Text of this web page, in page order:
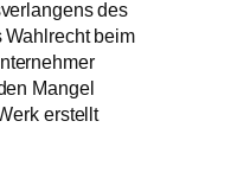
des
Wahlrecht beim
Mangel
erstellt